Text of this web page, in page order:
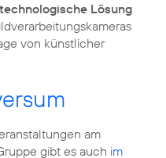
Lösung
von künstlicher
am
gibt es auch im